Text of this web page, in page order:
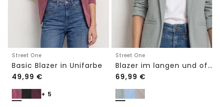
Street One
Basic Blazer in Unifarbe
49,99 €
+ 5
Street One
Blazer im langen und offenen Schnitt
69,99 €